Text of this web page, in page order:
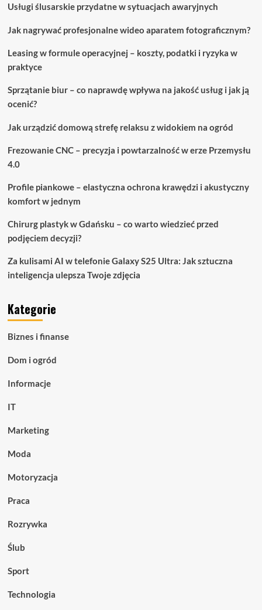
Usługi ślusarskie przydatne w sytuacjach awaryjnych
Jak nagrywać profesjonalne wideo aparatem fotograficznym?
Leasing w formule operacyjnej – koszty, podatki i ryzyka w
praktyce
Sprzątanie biur – co naprawdę wpływa na jakość usług i jak ją
ocenić?
Jak urządzić domową strefę relaksu z widokiem na ogród
Frezowanie CNC – precyzja i powtarzalność w erze Przemysłu
4.0
Profile piankowe – elastyczna ochrona krawędzi i akustyczny
komfort w jednym
Chirurg plastyk w Gdańsku – co warto wiedzieć przed
podjęciem decyzji?
Za kulisami AI w telefonie Galaxy S25 Ultra: Jak sztuczna
inteligencja ulepsza Twoje zdjęcia
Kategorie
Biznes i finanse
Dom i ogród
Informacje
IT
Marketing
Moda
Motoryzacja
Praca
Rozrywka
Ślub
Sport
Technologia